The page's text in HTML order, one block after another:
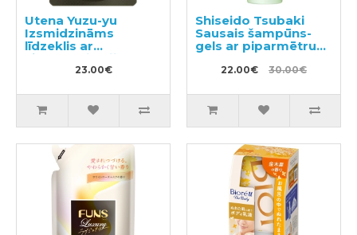
Utena Yuzu-yu
Izsmidzināms
līdzeklis ar
citrusaugļu eļļām
matu mitrināšanai un
160ml
23.00€
Shiseido Tsubaki
Sausais šampūns-
gels ar piparmētru
22.00€ 30.00€